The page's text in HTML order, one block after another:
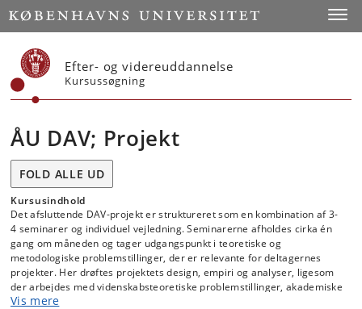
Start
Efter- og videreuddannelse
Kursussøgning
ÅU DAV; Projekt
FOLD ALLE UD
Kursusindhold
Det afsluttende DAV-projekt er struktureret som en kombination af 3-
4 seminarer og individuel vejledning. Seminarerne afholdes cirka én
gang om måneden og tager udgangspunkt i teoretiske og
metodologiske problemstillinger, der er relevante for deltagernes
projekter. Her drøftes projektets design, empiri og analyser, ligesom
der arbejdes med videnskabsteoretiske problemstillinger, akademiske
formidlingskrav og diskussion af hjælpeværktøjer, herunder GAI.
Vis mere